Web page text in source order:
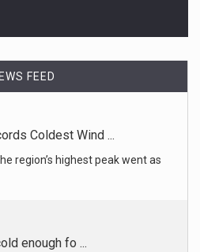
FEED
Primary Cal ...